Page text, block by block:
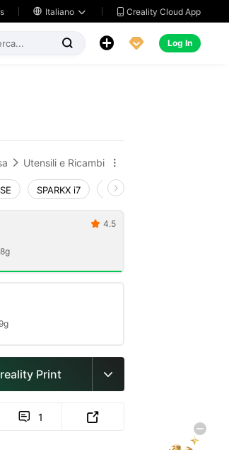
 Italiano   Creality Cloud App
   Log In
 Utensili e Ricambi 
SPARKX i7 Creality Hi
 4.5
Print 
 1 